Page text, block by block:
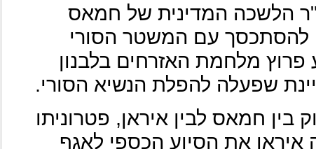
הלשכה המדינית של חמאס
בשנת 2011 הייתה להסתכסך עם המשטר הסורי
מלחמת האזרחים בלבנון
שפעלה להפלת הנשיא הסורי.
חמאס לבין איראן, פטרוניתו
את הסיוע הכספי לאגף